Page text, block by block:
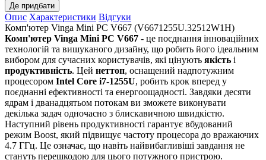
Де придбати
Опис Характеристики Відгуки
Комп'ютер Vinga Mini PC V667 (V6671255U.32512W1H)
Комп'ютер Vinga Mini PC V667 - це поєднання інноваційних
технологій та вишуканого дизайну, що робить його ідеальним
вибором для сучасних користувачів, які цінують якість і
продуктивність. Цей неттоп, оснащений надпотужним
процесором Intel Core i7-1255U, робить крок вперед у
поєднанні ефективності та енергоощадності. Завдяки десяти
ядрам і дванадцятьом потокам ви зможете виконувати
декілька задач одночасно з блискавичною швидкістю.
Наступний рівень продуктивності гарантує вбудований
режим Boost, який підвищує частоту процесора до вражаючих
4.7 ГГц. Це означає, що навіть найвибагливіші завдання не
стануть перешкодою для цього потужного пристрою.